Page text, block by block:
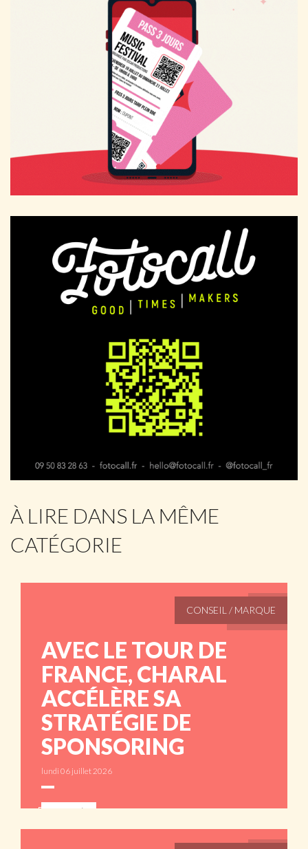
À LIRE DANS LA MÊME
CATÉGORIE
CONSEIL / MARQUE
AVEC LE TOUR DE
FRANCE, CHARAL
ACCÉLÈRE SA
STRATÉGIE DE
SPONSORING
lundi 06 juillet 2026
ABONNÉS